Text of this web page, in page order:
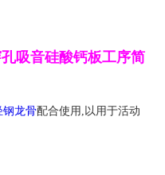
吸音硅酸钙板工序简
钢龙骨配合使用,以用于活动